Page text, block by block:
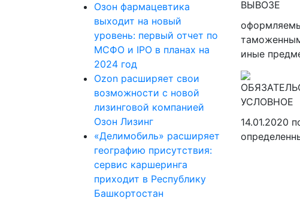
Озон фармацевтика
выходит на новый
уровень: первый отчет по
МСФО и IPO в планах на
2024 год
Ozon расширяет свои
возможности с новой
лизинговой компанией
Озон Лизинг
«Делимобиль» расширяет
географию присутствия:
сервис каршеринга
приходит в Республику
Башкортостан
иные
14.01.2020